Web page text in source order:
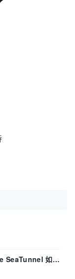
SeaTunnel 如何